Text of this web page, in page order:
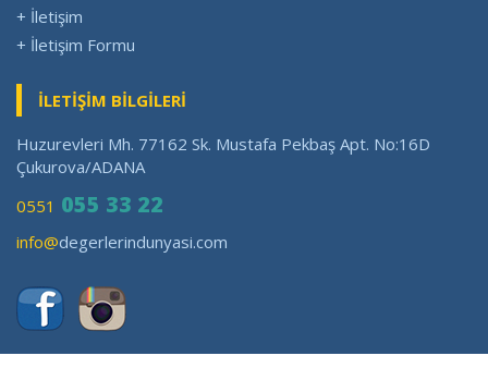
+ İletişim
+ İletişim Formu
İLETİŞİM BİLGİLERİ
Huzurevleri Mh. 77162 Sk. Mustafa Pekbaş Apt. No:16D
Çukurova/ADANA
0551 055 33 22
info@degerlerindunyasi.com